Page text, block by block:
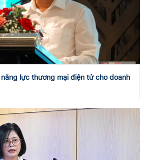
lực thương mại điện tử cho doanh